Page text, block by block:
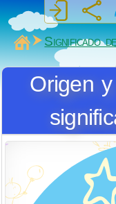
MiSabueso
Significado
Origen y